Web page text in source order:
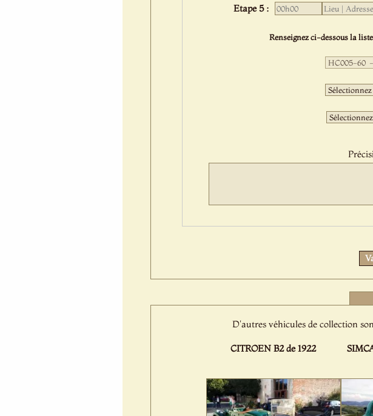
Etape 5 :
Renseignez ci-dessous la
Première
sélection
:Deuxième
sélection
:Troisième
sélection
D'autres véhicules de collection
CITROEN B2 de 1922